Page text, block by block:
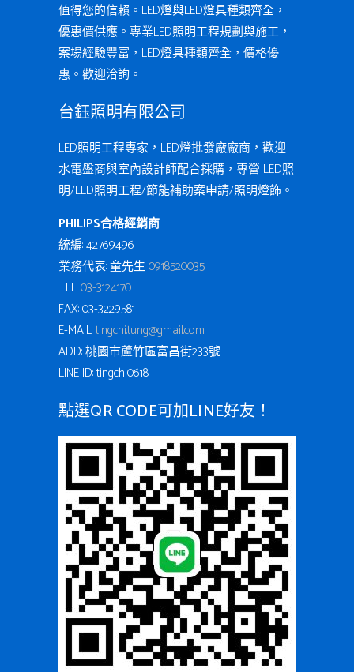
值得您的信賴。LED燈與LED燈具種類齊全，
優惠價供應。專業LED照明工程規劃與施工，
案場經驗豐富，LED燈具種類齊全，價格優
惠。歡迎洽詢。
台鈺照明有限公司
LED照明工程專家，LED燈批發廠廠商，歡迎
水電盤商與室內設計師配合採購，專營 LED照
明/LED照明工程/節能補助案申請/照明燈飾。
PHILIPS合格經銷商
統編: 42769496
業務代表: 童先生0918520035
TEL:03-3124170
FAX: 03-3229581
E-MAIL:tingchi.tung@gmail.com
ADD: 桃園市蘆竹區富昌街233號
LINE ID: tingchi0618
點選QR CODE可加LINE好友！